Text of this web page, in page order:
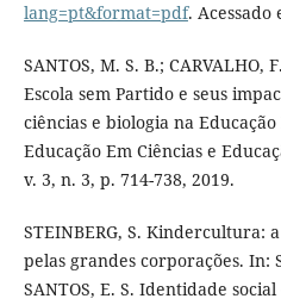
lang=pt&format=pdf. Acessado
SANTOS, M. S. B.;
Escola sem Partido e seus
ciências e biologia na
Educação Em Ciências e
v. 3, n. 3, p. 714-738, 2019.
STEINBERG, S. Kindercultura:
pelas grandes corporações. In:
SANTOS, E. S. Identidade